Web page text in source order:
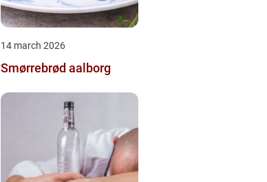
14 march 2026
Smørrebrød aalborg